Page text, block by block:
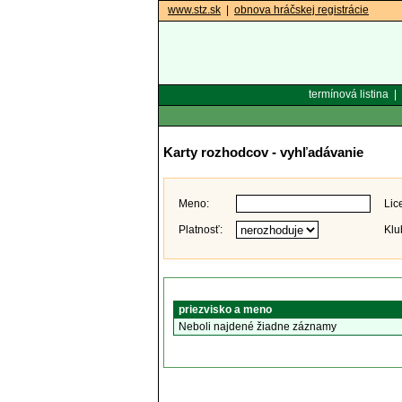
www.stz.sk obnova hráčskej registrácie
termínová listina|
Karty rozhodcov - vyhľadávanie
Meno:
Platnosť:
priezvisko a meno
Neboli najdené žiadne záznamy